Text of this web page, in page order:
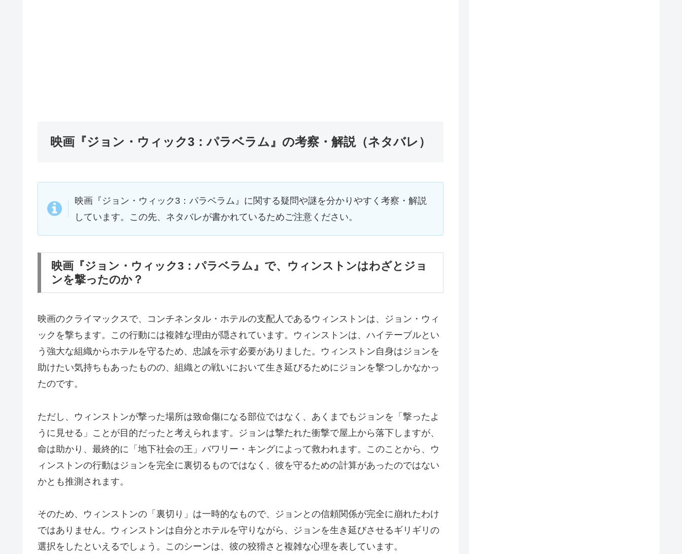
映画『ジョン・ウィック3：パラベラム』の考察・解説（ネタバレ）
映画『ジョン・ウィック3：パラベラム』に関する疑問や謎を分かりやすく考察・解説
しています。この先、ネタバレが書かれているためご注意ください。
映画『ジョン・ウィック3：パラベラム』で、ウィンストンはわざとジョ
ンを撃ったのか？
映画のクライマックスで、コンチネンタル・ホテルの支配人であるウィンストンは、ジョン・ウィ
ックを撃ちます。この行動には複雑な理由が隠されています。ウィンストンは、ハイテーブルとい
う強大な組織からホテルを守るため、忠誠を示す必要がありました。ウィンストン自身はジョンを
助けたい気持ちもあったものの、組織との戦いにおいて生き延びるためにジョンを撃つしかなかっ
たのです。
ただし、ウィンストンが撃った場所は致命傷になる部位ではなく、あくまでもジョンを「撃ったよ
うに見せる」ことが目的だったと考えられます。ジョンは撃たれた衝撃で屋上から落下しますが、
命は助かり、最終的に「地下社会の王」バワリー・キングによって救われます。このことから、ウ
ィンストンの行動はジョンを完全に裏切るものではなく、彼を守るための計算があったのではない
かとも推測されます。
そのため、ウィンストンの「裏切り」は一時的なもので、ジョンとの信頼関係が完全に崩れたわけ
ではありません。ウィンストンは自分とホテルを守りながら、ジョンを生き延びさせるギリギリの
選択をしたといえるでしょう。このシーンは、彼の狡猾さと複雑な心理を表しています。